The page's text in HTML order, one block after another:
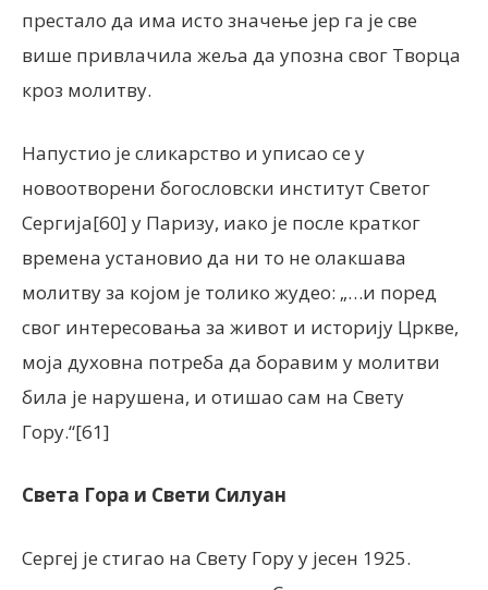
престало да има исто значење јер га је све
више привлачила жеља да упозна свог Творца
кроз молитву.
Напустио је сликарство и уписао се у
новоотворени богословски институт Светог
Сергија[60] у Паризу, иако је после кратког
времена установио да ни то не олакшава
молитву за којом је толико жудео: „…и поред
свог интересовања за живот и историју Цркве,
моја духовна потреба да боравим у молитви
била је нарушена, и отишао сам на Свету
Гору.“[61]
Света Гора и Свети Силуан
Сергеј је стигао на Свету Гору у јесен 1925.